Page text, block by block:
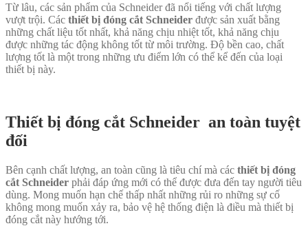
Từ lâu, các sản phẩm của Schneider đã nổi tiếng với chất lượng
vượt trội. Các thiết bị đóng cắt Schneider được sản xuất bằng
những chất liệu tốt nhất, khả năng chịu nhiệt tốt, khả năng chịu
được những tác động không tốt từ môi trường. Độ bền cao, chất
lượng tốt là một trong những ưu điểm lớn có thể kể đến của loại
thiết bị này.
Thiết bị đóng cắt Schneider an toàn tuyệt
đối
Bên cạnh chất lượng, an toàn cũng là tiêu chí mà các thiết bị đóng
cắt Schneider phải đáp ứng mới có thể được đưa đến tay người tiêu
dùng. Mong muốn hạn chế thấp nhất những rủi ro những sự cố
không mong muốn xảy ra, bảo vệ hệ thống điện là điều mà thiết bị
đóng cắt này hướng tới.